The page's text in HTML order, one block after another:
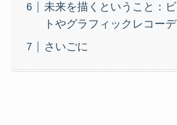
未来を描くということ：
トやグラフィックレコー
さいごに